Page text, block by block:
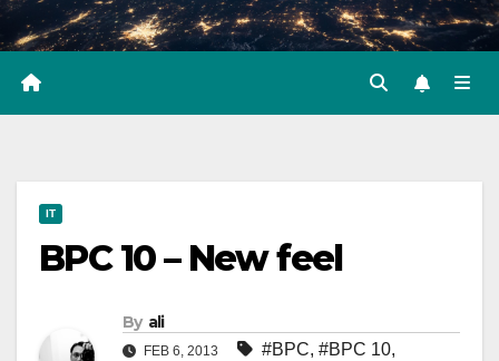
IT
BPC 10 – New feel
By ali
FEB 6, 2013 #BPC, #BPC 10,